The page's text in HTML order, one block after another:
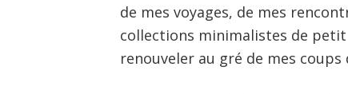
de mes voyages, de mes
collections minimalistes de
renouveler au gré de mes coups